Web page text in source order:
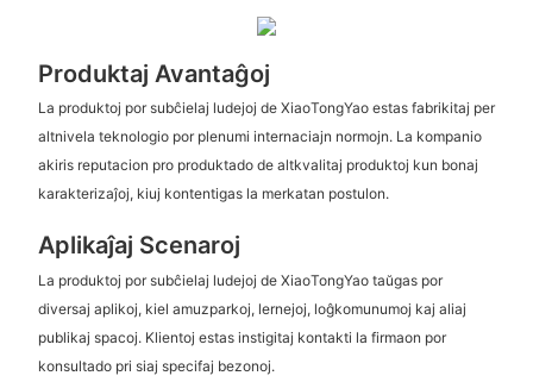
Produktaj Avantaĝoj
La produktoj por subĉielaj ludejoj de XiaoTongYao estas fabrikitaj per
altnivela teknologio por plenumi internaciajn normojn. La kompanio
akiris reputacion pro produktado de altkvalitaj produktoj kun bonaj
karakterizaĵoj, kiuj kontentigas la merkatan postulon.
Aplikaĵaj Scenaroj
La produktoj por subĉielaj ludejoj de XiaoTongYao taŭgas por
diversaj aplikoj, kiel amuzparkoj, lernejoj, loĝkomunumoj kaj aliaj
publikaj spacoj. Klientoj estas instigitaj kontakti la firmaon por
konsultado pri siaj specifaj bezonoj.